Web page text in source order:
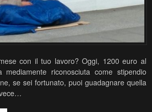
con il tuo lavoro? Oggi, 1200 euro al
riconosciuta come stipendio
se sei fortunato, puoi guadagnare quella